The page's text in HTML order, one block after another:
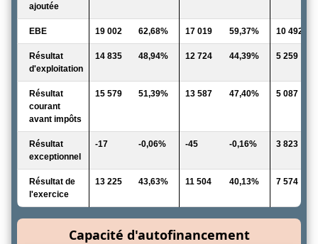
ajoutée
EBE 19 002 62,68% 17 019 59,37% 10 492
Résultat
d'exploitation
14 835 48,94% 12 724 44,39% 5 259
Résultat
courant
avant impôts
15 579 51,39% 13 587 47,40% 5 087
Résultat
exceptionnel
-17 -0,06% -45 -0,16% 3 823
Résultat de
l'exercice
13 225 43,63% 11 504 40,13% 7 574
Capacité d'autofinancement